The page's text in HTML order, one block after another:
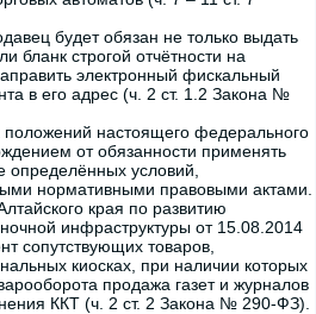
будет обязан не только выдать
бланк строгой отчётности на
электронный фискальный
в его адрес (ч. 2 ст. 1.2 Закона №
настоящего федерального
от обязанности применять
определённых условий,
нормативными правовыми актами.
края по развитию
инфраструктуры от 15.08.2014
сопутствующих товаров,
киосках, при наличии которых
продажа газет и журналов
ККТ (ч. 2 ст. 2 Закона № 290-ФЗ).